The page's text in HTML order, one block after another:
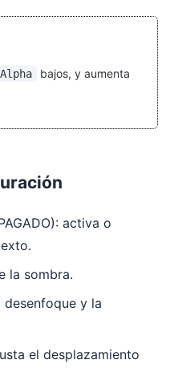
Alpha
bajos, y aumenta
activa o
la sombra.
desenfoque y la
el desplazamiento